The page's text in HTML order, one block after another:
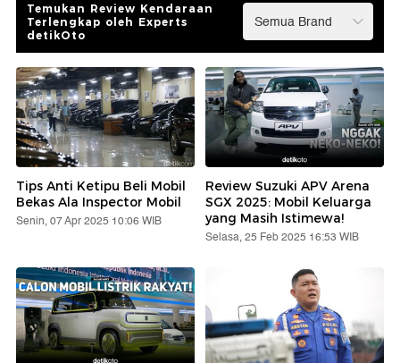
Temukan Review Kendaraan
Terlengkap oleh Experts
detikOto
Tips Anti Ketipu Beli Mobil
Bekas Ala Inspector Mobil
Senin, 07 Apr 2025 10:06 WIB
Review Suzuki APV Arena
SGX 2025: Mobil Keluarga
yang Masih Istimewa!
Selasa, 25 Feb 2025 16:53 WIB